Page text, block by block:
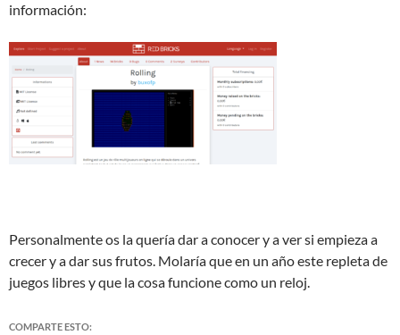
información:
Personalmente os la quería dar a conocer y a ver si empieza a
crecer y a dar sus frutos. Molaría que en un año este repleta de
juegos libres y que la cosa funcione como un reloj.
COMPARTE ESTO: